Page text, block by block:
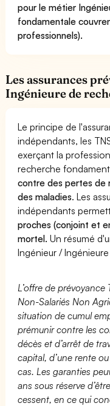
pour le métier
fondamentale
professionnels).
Les assurances
Ingénieure de
Le principe de
indépendants, les
exerçant la
recherche
contre des pertes de
des maladies. Les
indépendants
proches (conjoint et
mortel. Un résumé
Ingénieur /
L’offre de prévoyance
Non-Salariés Non
situation de cumul
prémunir contre les
décès et d’arrêt de
capital, d’une rente
cas. Les garanties
ans sous réserve
cessent, en ce qui